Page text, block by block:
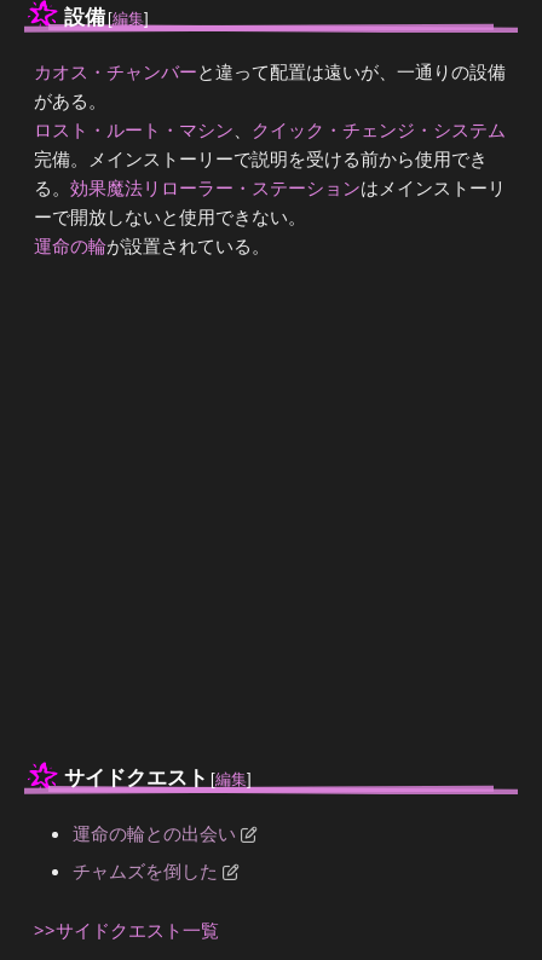
設備 [編集]
カオス・チャンバーと違って配置は遠いが、一通りの設備
がある。
ロスト・ルート・マシン
クイック・チェンジ・システム
完備。メインストーリーで説明を受ける前から使用でき
る。 効果魔法リローラー・ステーションはメインストーリ
ーで開放しないと使用できない。
運命の輪が設置されている。
サイドクエスト [編集]
運命の輪との出会い
チャムズを倒した
>>サイドクエスト一覧